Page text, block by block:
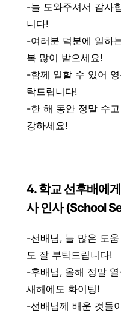
-늘 도와주셔서 감사
니다!
-여러분 덕분에 일하
복 많이 받으세요!
-함께 일할 수 있어
탁드립니다!
-한 해 동안 정말 수
강하세요!
4. 학교 선후배에
사 인사 (School
-선배님, 늘 많은 도
도 잘 부탁드립니다!
-후배님, 올해 정말
새해에도 화이팅!
-선배님께 배운 것들